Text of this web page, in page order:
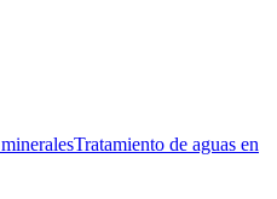
Tratamiento de aguas en